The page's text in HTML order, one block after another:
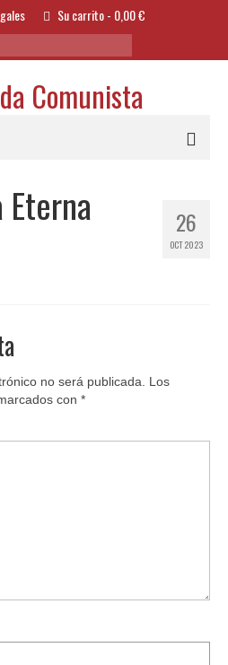
Su carrito- 0,00€
26
OCT 2023
Eterna
no será publicada.
Los
con *